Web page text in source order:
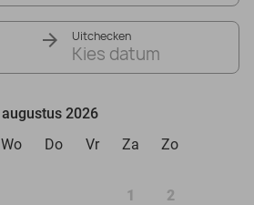
Uitchecken
Kies datum
augustus 2026
Wo Do Vr Za Zo
1 2